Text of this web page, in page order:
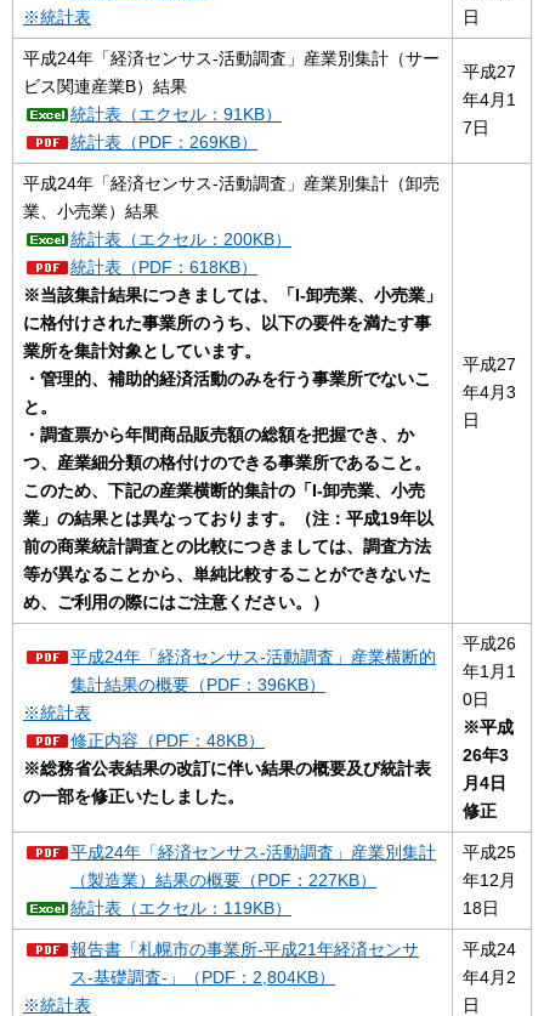
※統計表
日
平成24年「経済センサス-活動調査」産業別集計（サー
ビス関連産業B）結果
統計表（エクセル：91KB）
統計表（PDF：269KB）
平成27
年4月1
7日
平成24年「経済センサス-活動調査」産業別集計（卸売
業、小売業）結果
統計表（エクセル：200KB）
統計表（PDF：618KB）
※当該集計結果につきましては、「I-卸売業、小売業」
に格付けされた事業所のうち、以下の要件を満たす事
業所を集計対象としています。
・管理的、補助的経済活動のみを行う事業所でないこ
と。
・調査票から年間商品販売額の総額を把握でき、か
つ、産業細分類の格付けのできる事業所であること。
このため、下記の産業横断的集計の「I-卸売業、小売
業」の結果とは異なっております。（注：平成19年以
前の商業統計調査との比較につきましては、調査方法
等が異なることから、単純比較することができないた
め、ご利用の際にはご注意ください。）
平成27
年4月3
日
平成24年「経済センサス-活動調査」産業横断的
集計結果の概要（PDF：396KB）
※統計表
修正内容（PDF：48KB）
※総務省公表結果の改訂に伴い結果の概要及び統計表
の一部を修正いたしました。
平成26
年1月1
0日
※平成
26年3
月4日
修正
平成24年「経済センサス-活動調査」産業別集計
（製造業）結果の概要（PDF：227KB）
統計表（エクセル：119KB）
平成25
年12月
18日
報告書「札幌市の事業所-平成21年経済センサ
ス-基礎調査-」（PDF：2,804KB）
※統計表
平成24
年4月2
日